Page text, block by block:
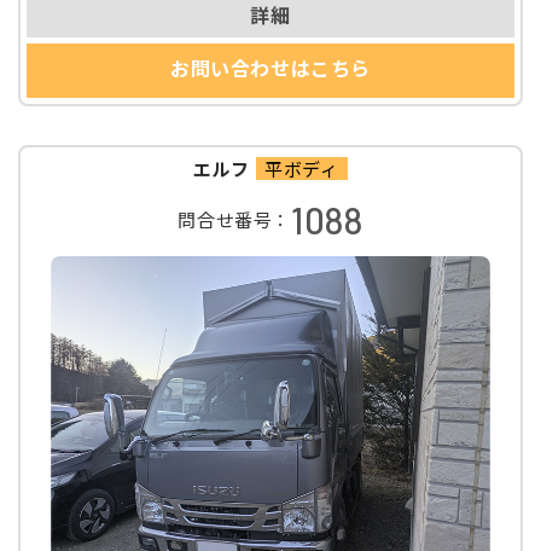
詳細
お問い合わせはこちら
エルフ 平ボディ
問合せ番号： 1088